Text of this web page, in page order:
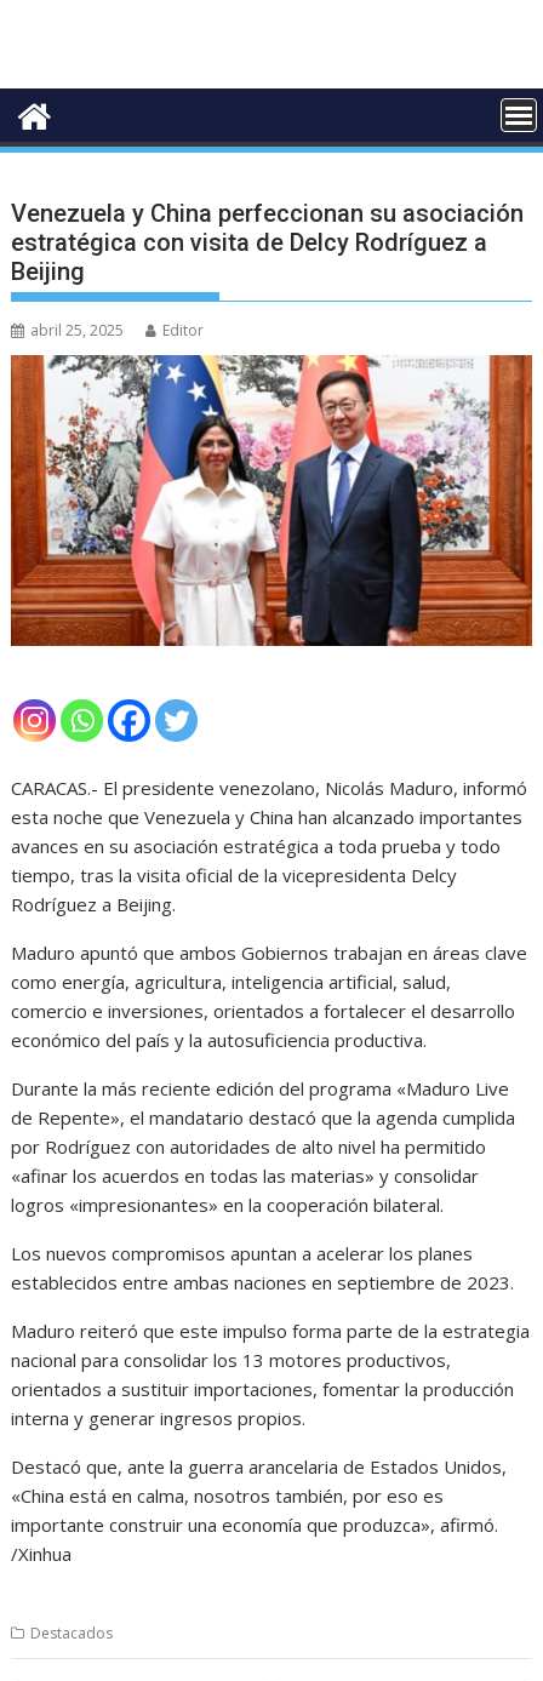
Venezuela y China perfeccionan su asociación
estratégica con visita de Delcy Rodríguez a
Beijing
abril 25, 2025 Editor
CARACAS.- El presidente venezolano, Nicolás Maduro, informó
esta noche que Venezuela y China han alcanzado importantes
avances en su asociación estratégica a toda prueba y todo
tiempo, tras la visita oficial de la vicepresidenta Delcy
Rodríguez a Beijing.
Maduro apuntó que ambos Gobiernos trabajan en áreas clave
como energía, agricultura, inteligencia artificial, salud,
comercio e inversiones, orientados a fortalecer el desarrollo
económico del país y la autosuficiencia productiva.
Durante la más reciente edición del programa «Maduro Live
de Repente», el mandatario destacó que la agenda cumplida
por Rodríguez con autoridades de alto nivel ha permitido
«afinar los acuerdos en todas las materias» y consolidar
logros «impresionantes» en la cooperación bilateral.
Los nuevos compromisos apuntan a acelerar los planes
establecidos entre ambas naciones en septiembre de 2023.
Maduro reiteró que este impulso forma parte de la estrategia
nacional para consolidar los 13 motores productivos,
orientados a sustituir importaciones, fomentar la producción
interna y generar ingresos propios.
Destacó que, ante la guerra arancelaria de Estados Unidos,
«China está en calma, nosotros también, por eso es
importante construir una economía que produzca», afirmó.
/Xinhua
Destacados